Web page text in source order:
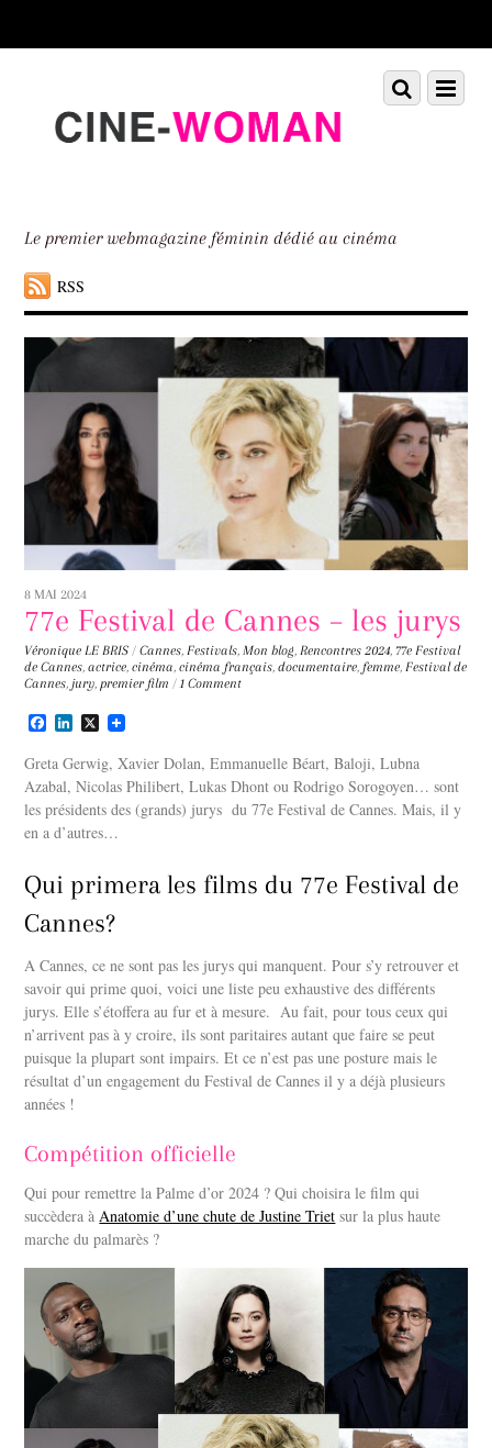
down
Le premier webmagazine féminin dédié au cinéma
RSS
Menu
Scroll
down
8 MAI 2024
77e Festival de Cannes – les jurys
Véronique LE BRIS / Cannes, Festivals, Mon blog, Rencontres 2024,77e Festival
de Cannes,actrice,cinéma,cinéma français,documentaire, femme, Festival de
Cannes, jury, premier film / 1 Comment
F
c
e
b
o
o
k
L
n
k
e
d
I
n
X
Greta Gerwig, Xavier Dolan, Emmanuelle Béart, Baloji, Lubna
Azabal, Nicolas Philibert, Lukas Dhont ou Rodrigo Sorogoyen… sont
les présidents des (grands) jurys du 77e Festival de Cannes. Mais, il y
en a d’autres…
Qui primera les films du 77e Festival de
Cannes?
A Cannes, ce ne sont pas les jurys qui manquent. Pour s’y retrouver et
savoir qui prime quoi, voici une liste peu exhaustive des différents
jurys. Elle s’étoffera au fur et à mesure. Au fait, pour tous ceux qui
n’arrivent pas à y croire, ils sont paritaires autant que faire se peut
puisque la plupart sont impairs. Et ce n’est pas une posture mais le
résultat d’un engagement du Festival de Cannes il y a déjà plusieurs
années !
Compétition officielle
Qui pour remettre la Palme d’or 2024 ? Qui choisira le film qui
succèdera à Anatomie d’une chute de Justine Triet sur la plus haute
marche du palmarès ?